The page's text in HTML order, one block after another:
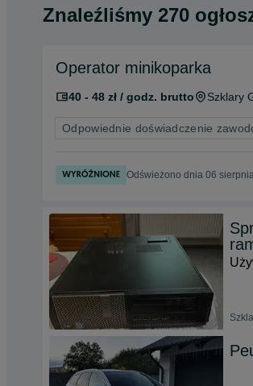
Znaleźliśmy 270
Operator minikoparka
40 - 48 zł / godz. brutto Szklary
Odpowiednie doświadczenie
Odświeżono dnia 06